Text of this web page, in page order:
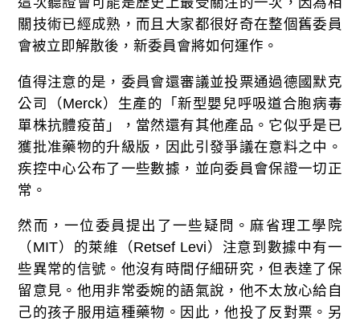
關技術已經成熟，而且大家都很好奇在整個舊委員
會被立即解散後，新委員會將如何運作。
值得注意的是，委員會還審議並投票通過德國默克
公司（Merck）生產的「新型嬰兒呼吸道合胞病毒
單株抗體疫苗」，當然還有其他產品。它似乎是已
獲批准藥物的升級版，因此引發爭議在意料之中。
疾控中心公布了一些數據，並向委員會保證一切正
常。
然而，一位委員提出了一些疑問。麻省理工學院
（MIT）的萊維（Retsef Levi）注意到數據中有一
些異常的信號。他沒有時間仔細研究，但表達了保
留意見。他用非常委婉的語氣說，他不太放心給自
己的孩子服用這種藥物。因此，他投了反對票。另